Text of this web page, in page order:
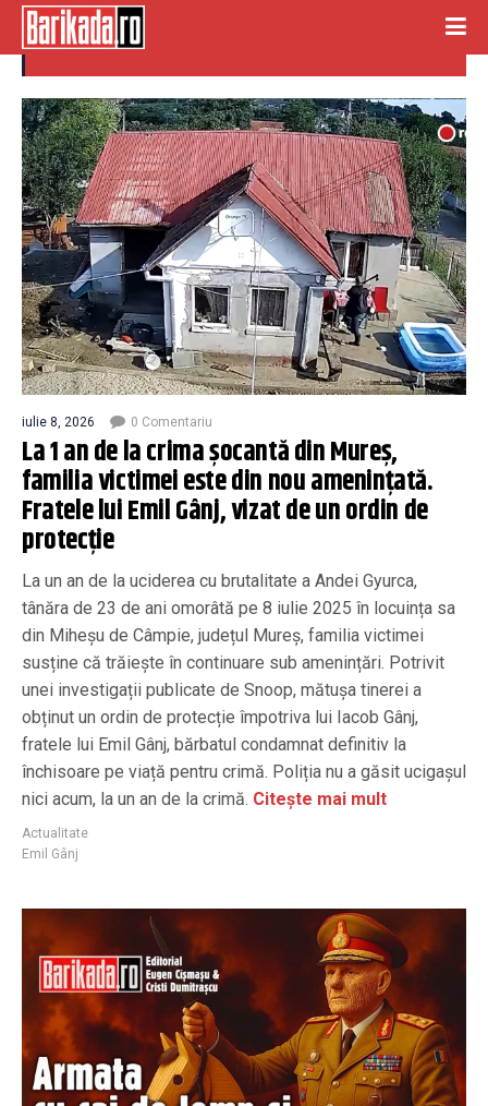
Emil Gânj
iulie 8, 2026 0 Comentariu
La 1 an de la crima șocantă din Mureș,
familia victimei este din nou amenințată.
Fratele lui Emil Gânj, vizat de un ordin de
protecție
La un an de la uciderea cu brutalitate a Andei Gyurca,
tânăra de 23 de ani omorâtă pe 8 iulie 2025 în locuința sa
din Miheșu de Câmpie, județul Mureș, familia victimei
susține că trăiește în continuare sub amenințări. Potrivit
unei investigații publicate de Snoop, mătușa tinerei a
obținut un ordin de protecție împotriva lui Iacob Gânj,
fratele lui Emil Gânj, bărbatul condamnat definitiv la
închisoare pe viață pentru crimă. Poliția nu a găsit ucigașul
nici acum, la un an de la crimă. Citește mai mult
Actualitate
Emil Gânj